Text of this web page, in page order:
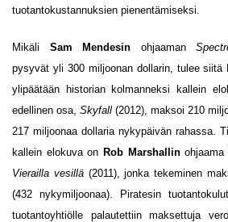
tuotantokustannuksien pienentämiseksi.
Mikäli Sam Mendesin ohjaaman
pysyvät yli 300 miljoonan dollarin, tulee siitä
ylipäätään historian kolmanneksi kallein
edellinen osa, Skyfall (2012), maksoi 210
217 miljoonaa dollaria nykypäivän rahassa.
kallein elokuva on Rob Marshallin
Vierailla vesillä(2011), jonka tekeminen
(432 nykymiljoonaa). Piratesin
tuotantoyhtiölle palautettiin maksettuja